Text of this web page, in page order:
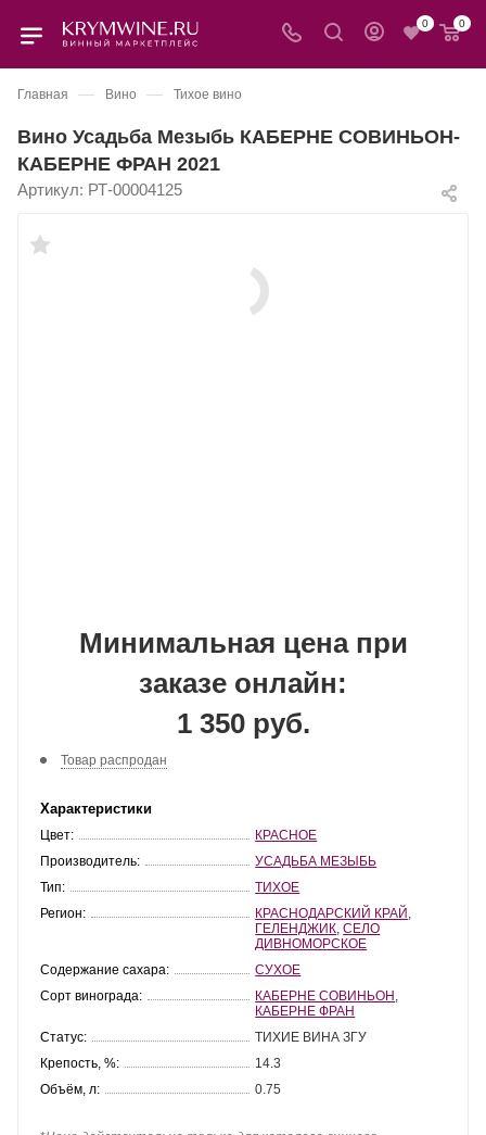
0 0
Главная — Вино — Тихое вино
Вино Усадьба Мезыбь КАБЕРНЕ СОВИНЬОН-
КАБЕРНЕ ФРАН 2021
Артикул: РТ-00004125
Минимальная цена при
заказе онлайн:
1 350 руб.
Товар распродан
Характеристики
Цвет:
КРАСНОЕ
Производитель:
УСАДЬБА МЕЗЫБЬ
Тип:
ТИХОЕ
Регион:
КРАСНОДАРСКИЙ КРАЙ
ГЕЛЕНДЖИК ,СЕЛО
ДИВНОМОРСКОЕ
Содержание сахара:
СУХОЕ
Сорт винограда:
КАБЕРНЕ СОВИНЬОН
КАБЕРНЕ ФРАН
Статус:
ТИХИЕ ВИНА ЗГУ
Крепость, %:
14.3
Объём, л:
0.75